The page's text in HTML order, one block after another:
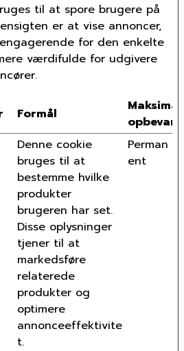
til at spore brugere på
er at vise annoncer,
for den enkelte
værdifulde for udgivere
Formål
Maksimal
Denne cookie
bruges til at
bestemme hvilke
produkter
brugeren har set.
Disse oplysninger
tjener til at
markedsføre
relaterede
produkter og
optimere
annonceeffektivite
t.
Perman
ent